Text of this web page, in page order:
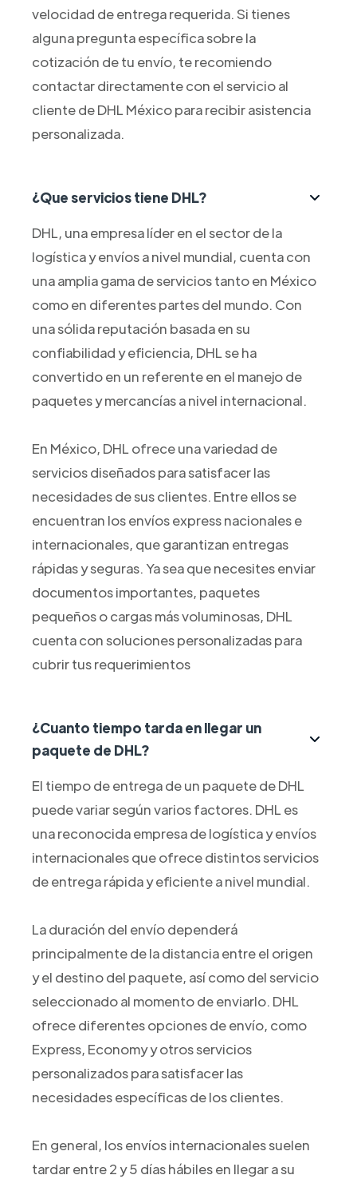
velocidad de entrega requerida. Si tienes
alguna pregunta específica sobre la
cotización de tu envío, te recomiendo
contactar directamente con el servicio al
cliente de DHL México para recibir asistencia
personalizada.
¿Que servicios tiene DHL?
DHL, una empresa líder en el sector de la
logística y envíos a nivel mundial, cuenta con
una amplia gama de servicios tanto en México
como en diferentes partes del mundo. Con
una sólida reputación basada en su
confiabilidad y eficiencia, DHL se ha
convertido en un referente en el manejo de
paquetes y mercancías a nivel internacional.
En México, DHL ofrece una variedad de
servicios diseñados para satisfacer las
necesidades de sus clientes. Entre ellos se
encuentran los envíos express nacionales e
internacionales, que garantizan entregas
rápidas y seguras. Ya sea que necesites enviar
documentos importantes, paquetes
pequeños o cargas más voluminosas, DHL
cuenta con soluciones personalizadas para
cubrir tus requerimientos
¿Cuanto tiempo tarda en llegar un
paquete de DHL?
El tiempo de entrega de un paquete de DHL
puede variar según varios factores. DHL es
una reconocida empresa de logística y envíos
internacionales que ofrece distintos servicios
de entrega rápida y eficiente a nivel mundial.
La duración del envío dependerá
principalmente de la distancia entre el origen
y el destino del paquete, así como del servicio
seleccionado al momento de enviarlo. DHL
ofrece diferentes opciones de envío, como
Express, Economy y otros servicios
personalizados para satisfacer las
necesidades específicas de los clientes.
En general, los envíos internacionales suelen
tardar entre 2 y 5 días hábiles en llegar a su